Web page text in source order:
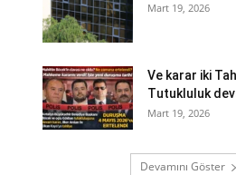
Mart 19, 2026
Ve karar iki
Tutukluluk
Mart 19, 2026
Devamını Göster